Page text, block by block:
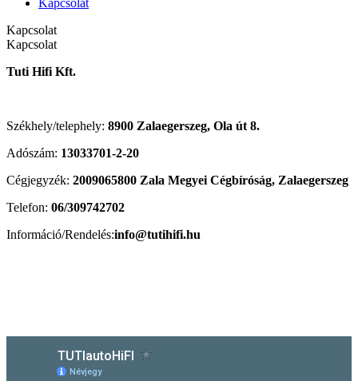
Kapcsolat
Kapcsolat
Kapcsolat
Tuti Hifi Kft.
Székhely/telephely: 8900 Zalaegerszeg, Ola út 8.
Adószám: 13033701-2-20
Cégjegyzék: 2009065800 Zala Megyei Cégbíróság, Zalaegerszeg
Telefon: 06/309742702
Információ/Rendelés:info@tutihifi.hu